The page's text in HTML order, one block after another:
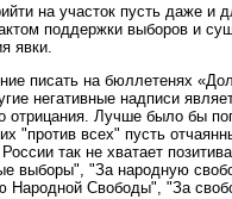
на участок пусть даже и
поддержки выборов и
явки.
писать на бюллетенях
негативные надписи
отрицания. Лучше было бы
"против всех" пусть
так не хватает
выборы", "За народную
Народной Свободы", "За